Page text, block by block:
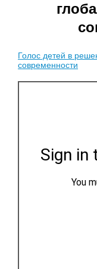
Голос детей в
современности